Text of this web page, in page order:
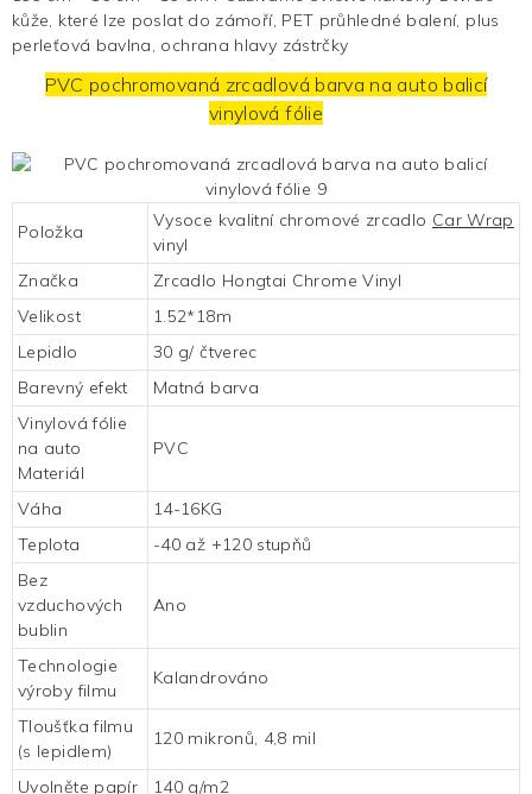
kůže, které lze poslat do zámoří, PET průhledné balení, plus
perleťová bavlna, ochrana hlavy zástrčky
PVC pochromovaná zrcadlová barva na auto balicí
vinylová fólie
Položka
Vysoce kvalitní chromové zrcadlo Car Wrap
vinyl
Značka
Zrcadlo Hongtai Chrome Vinyl
Velikost
1.52*18m
Lepidlo
30 g/ čtverec
Barevný efekt
Matná barva
Vinylová fólie
na auto
Materiál
PVC
Váha
14-16KG
Teplota
-40 až +120 stupňů
Bez
vzduchových
bublin
Ano
Technologie
výroby filmu
Kalandrováno
Tloušťka filmu
(s lepidlem)
120 mikronů, 4,8 mil
Uvolněte papír 140 g/m2